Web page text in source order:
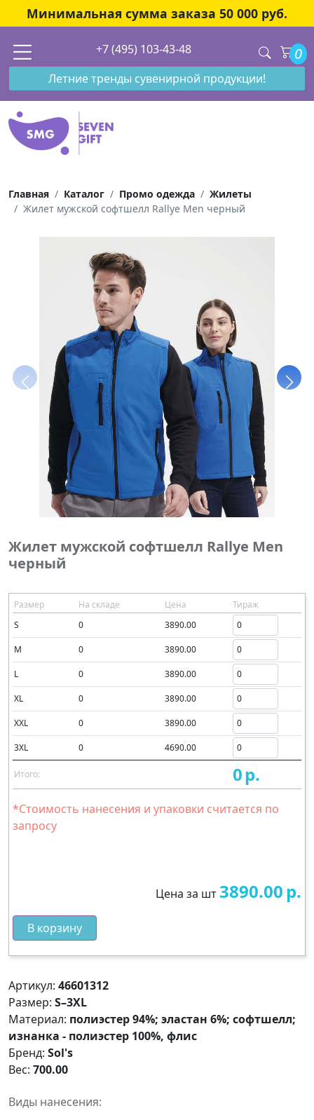
Минимальная сумма заказа 50 000 руб.
+7 (495) 103-43-48 0
Летние тренды сувенирной продукции!
Главная Каталог Промо одежда
Жилеты
Жилет мужской софтшелл Rallye Men черный
Жилет мужской софтшелл Rallye Men
черный
Размер На складе Цена
Тираж
S
0 3890.00
M 0 3890.00
L 0 3890.00
XL 0 3890.00
XXL 0 3890.00
3XL 0 4690.00
Итого: 0р.
*Стоимость нанесения и упаковки считается по
запросу
Цена за шт 3890.00р.
В корзину
Артикул: 46601312
Размер: S–3XL
Материал: полиэстер 94%; эластан 6%; софтшелл;
изнанка - полиэстер 100%, флис
Бренд: Sol's
Вес: 700.00
Виды нанесения: